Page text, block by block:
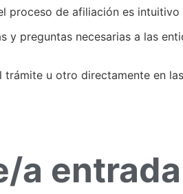
proceso de afiliación es
y preguntas necesarias a las
u otro directamente en
a entrada